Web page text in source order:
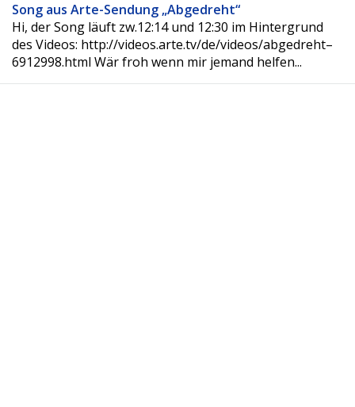
Song aus Arte-Sendung „Abgedreht“
Hi, der Song läuft zw.12:14 und 12:30 im Hintergrund
des Videos: http://videos.arte.tv/de/videos/abgedreht–
6912998.html Wär froh wenn mir jemand helfen...